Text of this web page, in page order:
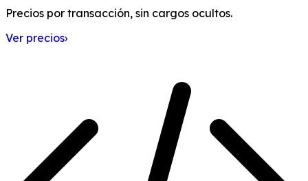
Precios por transacción, sin cargos ocultos.
Ver precios›